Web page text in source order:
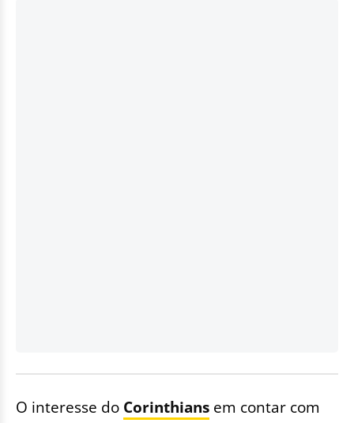
O interesse do Corinthians em contar com